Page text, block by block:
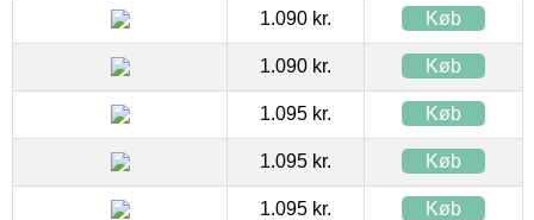
1.090 kr. Køb
1.090 kr. Køb
1.095 kr. Køb
1.095 kr. Køb
1.095 kr. Køb